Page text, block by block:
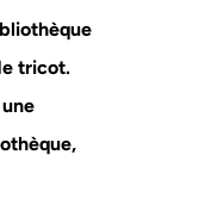
tricot.